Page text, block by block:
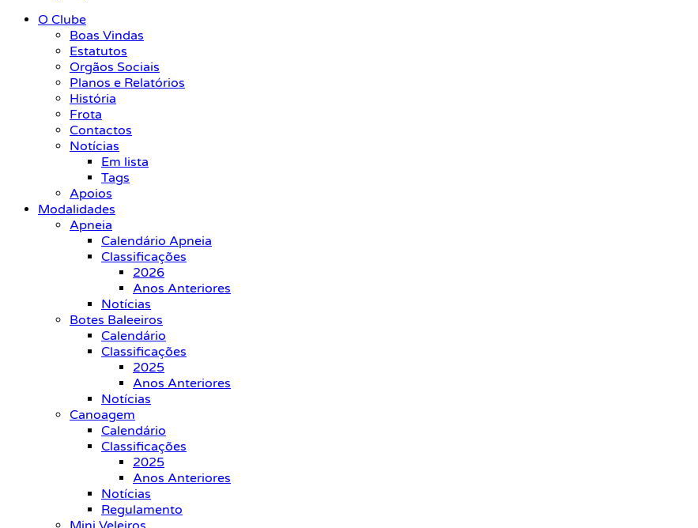
O Clube
Boas Vindas
Estatutos
Orgãos Sociais
Planos e Relatórios
História
Frota
Contactos
Notícias
Em lista
Tags
Apoios
Modalidades
Apneia
Calendário Apneia
Classificações
2026
Anos Anteriores
Notícias
Botes Baleeiros
Calendário
Classificações
2025
Anos Anteriores
Notícias
Canoagem
Calendário
Classificações
2025
Anos Anteriores
Notícias
Regulamento